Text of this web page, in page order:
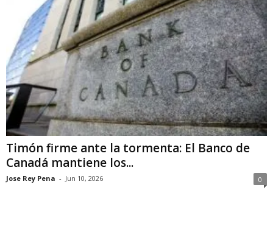
Timón firme ante la tormenta: El Banco de
Canadá mantiene los...
Jose Rey Pena - Jun 10, 2026 0